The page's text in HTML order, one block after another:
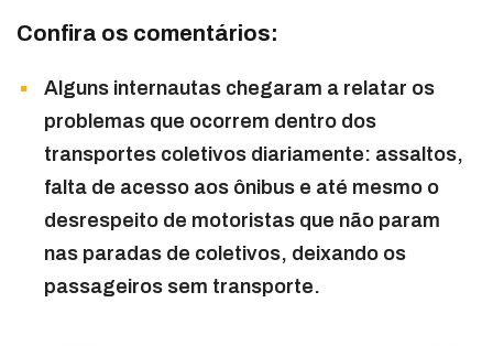
Confira os comentários:
Alguns internautas chegaram a relatar os
problemas que ocorrem dentro dos
transportes coletivos diariamente: assaltos,
falta de acesso aos ônibus e até mesmo o
desrespeito de motoristas que não param
nas paradas de coletivos, deixando os
passageiros sem transporte.